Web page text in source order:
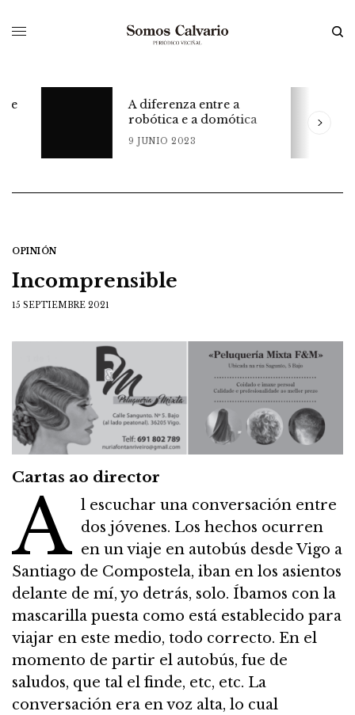
A diferenza entre a
robótica e a domótica
9 JUNIO 2023
OPINIÓN
Incomprensible
15 SEPTIEMBRE 2021
Cartas ao director
a l escuchar una conversación entre
dos jóvenes. Los hechos ocurren
en un viaje en autobús desde Vigo a
Santiago de Compostela, iban en los asientos
delante de mí, yo detrás, solo. Íbamos con la
mascarilla puesta como está establecido para
viajar en este medio, todo correcto. En el
momento de partir el autobús, fue de
saludos, que tal el finde, etc, etc. La
conversación era en voz alta, lo cual